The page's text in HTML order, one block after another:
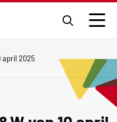
naar
april 2025